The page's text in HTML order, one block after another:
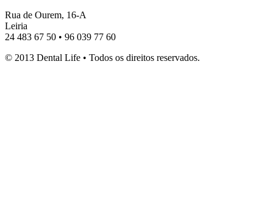
Rua de Ourem, 16-A
Leiria
24 483 67 50 • 96 039 77 60
© 2013 Dental Life • Todos os direitos reservados.